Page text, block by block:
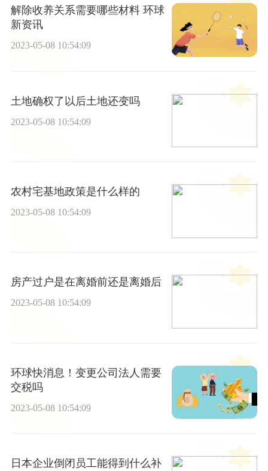
解除收养关系需要哪些材料 环球
新资讯
2023-05-08 10:54:09
土地确权了以后土地还变吗
2023-05-08 10:54:09
农村宅基地政策是什么样的
2023-05-08 10:54:09
房产过户是在离婚前还是离婚后
2023-05-08 10:54:09
环球快消息！变更公司法人需要
交税吗
2023-05-08 10:54:09
日本企业倒闭员工能得到什么补